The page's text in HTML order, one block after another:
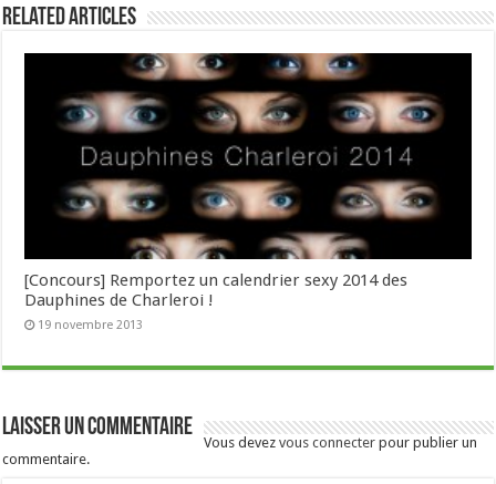
Related Articles
[Concours] Remportez un calendrier sexy 2014 des
Dauphines de Charleroi !
19 novembre 2013
Laisser un commentaire
Vous devezvous connecter pour publier un
commentaire.